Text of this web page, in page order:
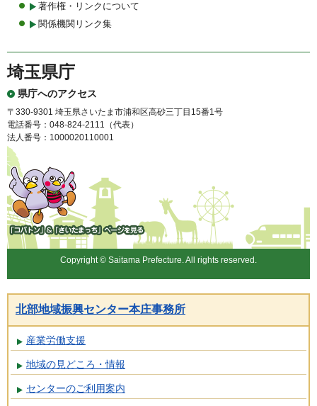
著作権・リンクについて
関係機関リンク集
埼玉県庁
県庁へのアクセス
〒330-9301 埼玉県さいたま市浦和区高砂三丁目15番1号
電話番号：048-824-2111（代表）
法人番号：1000020110001
「コバトン」&「さいたまっ
ち」
Copyright © Saitama Prefecture. All rights reserved.
北部地域振興センター本庄事務所
産業労働支援
地域の見どころ・情報
センターのご利用案内